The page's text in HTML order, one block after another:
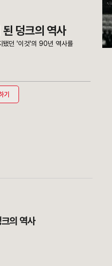
덩크의 역사
됐던 '이것'의 90년 역사를
기
의 역사